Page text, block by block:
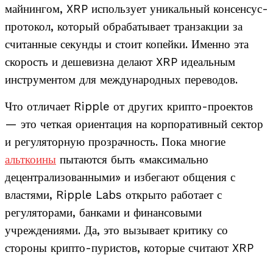
майнингом, XRP использует уникальный консенсус-
протокол, который обрабатывает транзакции за
считанные секунды и стоит копейки. Именно эта
скорость и дешевизна делают XRP идеальным
инструментом для международных переводов.
Что отличает Ripple от других крипто-проектов
— это четкая ориентация на корпоративный сектор
и регуляторную прозрачность. Пока многие
альткоины пытаются быть «максимально
децентрализованными» и избегают общения с
властями, Ripple Labs открыто работает с
регуляторами, банками и финансовыми
учреждениями. Да, это вызывает критику со
стороны крипто-пуристов, которые считают XRP